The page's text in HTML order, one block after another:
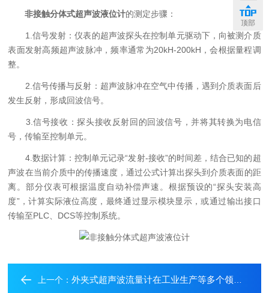
非接触分体式超声波液位计的测定步骤：
1.信号发射：仪表的超声波探头在控制单元驱动下，向被测介质
表面发射高频超声波脉冲，频率通常为20kH-200kH，会根据量程调
整。
2.信号传播与反射：超声波脉冲在空气中传播，遇到介质表面后
发生反射，形成回波信号。
3.信号接收：探头接收反射回的回波信号，并将其转换为电信
号，传输至控制单元。
4.数据计算：控制单元记录“发射-接收”的时间差，结合已知的超
声波在当前介质中的传播速度，通过公式计算出探头到介质表面的距
离。部分仪表可根据温度自动补偿声速。根据预设的“探头安装高
度”，计算实际液位高度，最终通过显示模块显示，或通过输出接口
传输至PLC、DCS等控制系统。
上一个：外夹式超声波流量计在工业生产等多个领域广泛应用
顶部